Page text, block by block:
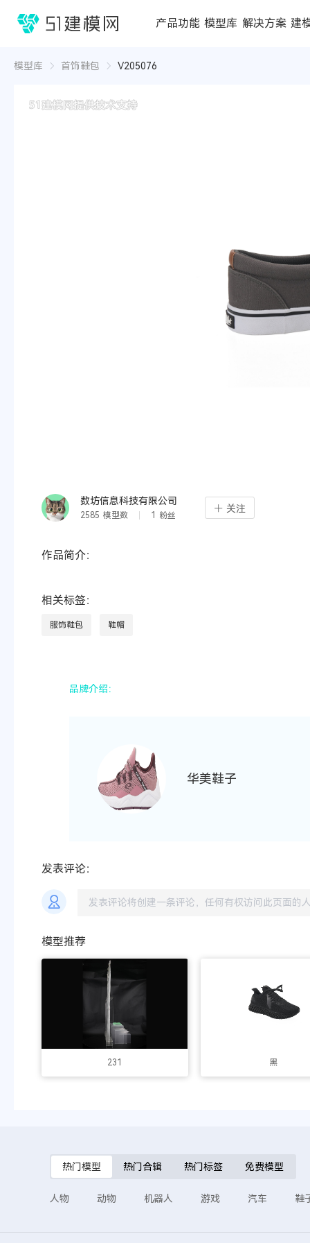
1688
产品功能
3D编辑器
在线3D工具
模型库 解决方案 建
模型库 首饰鞋包 V205076
数坊信息科技有限公司
2585 模型数 1 粉丝
关注
作品简介：
相关标签：
服饰鞋包 鞋帽
品牌介绍：
华美鞋子
发表评论：
模型推荐
231 黑
热门模型 热门合辑 热门标签 免费模型
人物 动物 机器人 游戏 汽车 鞋